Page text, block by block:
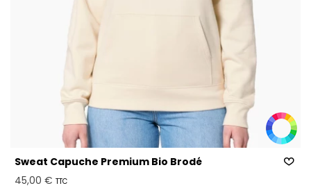
Sweat Capuche Premium Bio Brodé
45,00 € TTC